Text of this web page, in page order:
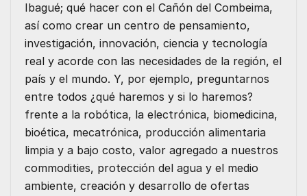
Ibagué; qué hacer con el Cañón del Combeima,
así como crear un centro de pensamiento,
investigación, innovación, ciencia y tecnología
real y acorde con las necesidades de la región, el
país y el mundo. Y, por ejemplo, preguntarnos
entre todos ¿qué haremos y si lo haremos?
frente a la robótica, la electrónica, biomedicina,
bioética, mecatrónica, producción alimentaria
limpia y a bajo costo, valor agregado a nuestros
commodities, protección del agua y el medio
ambiente, creación y desarrollo de ofertas